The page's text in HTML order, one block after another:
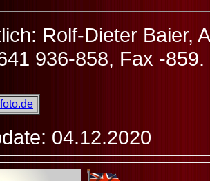
Rolf-Dieter Baier,
936-858, Fax -859.
04.12.2020